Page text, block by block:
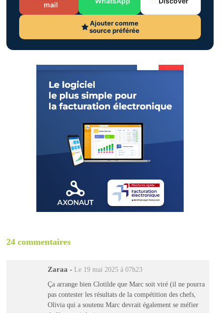
mail
Ajouter comme
source préférée
24 commentaires
Zaraa - Le 19 mai 2025 à 07h23
Ça arrange bien Clotilde que Marc soit viré (il ne pourra
pas contester les résultats de la compétition des chefs,
Olivia qui a soutenu Marc devrait également se méfier